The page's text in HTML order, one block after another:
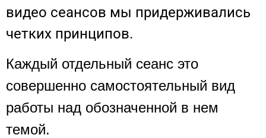
видео сеансов мы придерживались
четких принципов.
Каждый отдельный сеанс это
совершенно самостоятельный вид
работы над обозначенной в нем
темой.